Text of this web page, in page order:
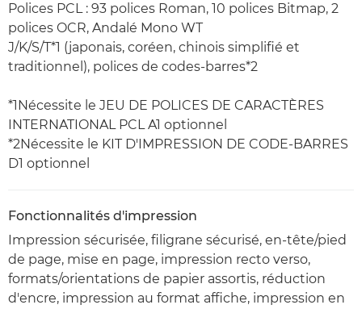
Polices PCL : 93 polices Roman, 10 polices Bitmap, 2
polices OCR, Andalé Mono WT
J/K/S/T*1 (japonais, coréen, chinois simplifié et
traditionnel), polices de codes-barres*2
*1Nécessite le JEU DE POLICES DE CARACTÈRES
INTERNATIONAL PCL A1 optionnel
*2Nécessite le KIT D'IMPRESSION DE CODE-BARRES
D1 optionnel
Fonctionnalités d'impression
Impression sécurisée, filigrane sécurisé, en-tête/pied
de page, mise en page, impression recto verso,
formats/orientations de papier assortis, réduction
d'encre, impression au format affiche, impression en